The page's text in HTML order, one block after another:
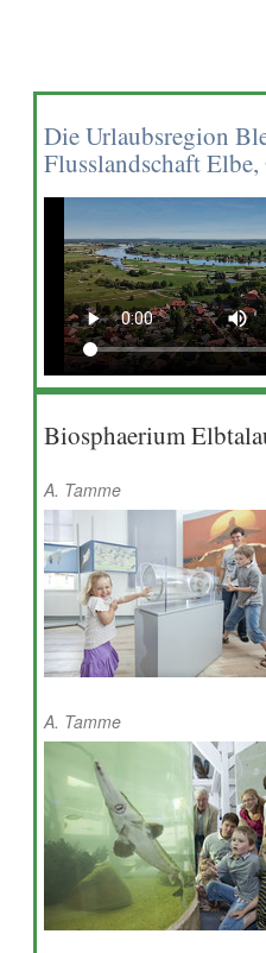
Die Urlaubsregion
Flusslandschaft
Biosphaerium
A. Tamme
A. Tamme